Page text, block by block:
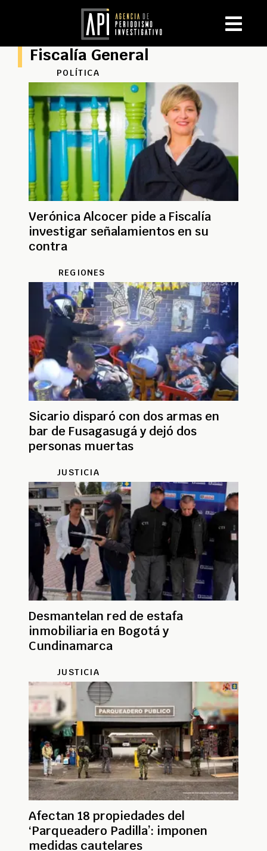
Fiscalía General
POLÍTICA
Verónica Alcocer pide a Fiscalía
investigar señalamientos en su
contra
REGIONES
Sicario disparó con dos armas en
bar de Fusagasugá y dejó dos
personas muertas
JUSTICIA
Desmantelan red de estafa
inmobiliaria en Bogotá y
Cundinamarca
JUSTICIA
Afectan 18 propiedades del
‘Parqueadero Padilla’: imponen
medidas cautelares